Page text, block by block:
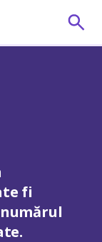
fi